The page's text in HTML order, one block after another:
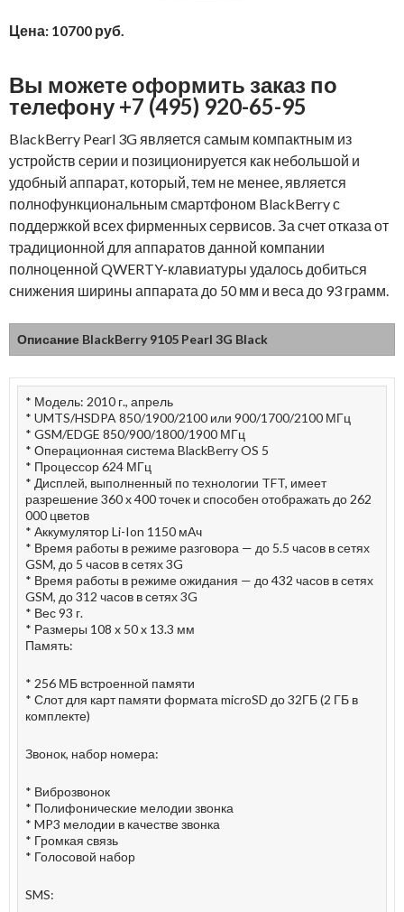
Цена: 10700 руб.
Вы можете оформить заказ по
телефону +7 (495) 920-65-95
BlackBerry Pearl 3G является самым компактным из
устройств серии и позиционируется как небольшой и
удобный аппарат, который, тем не менее, является
полнофункциональным смартфоном BlackBerry с
поддержкой всех фирменных сервисов. За счет отказа от
традиционной для аппаратов данной компании
полноценной QWERTY-клавиатуры удалось добиться
снижения ширины аппарата до 50 мм и веса до 93 грамм.
Описание BlackBerry 9105 Pearl 3G Black
* Модель: 2010 г., апрель
* UMTS/HSDPA 850/1900/2100 или 900/1700/2100 МГц
* GSM/EDGE 850/900/1800/1900 МГц
* Операционная система BlackBerry OS 5
* Процессор 624 МГц
* Дисплей, выполненный по технологии TFT, имеет
разрешение 360 x 400 точек и способен отображать до 262
000 цветов
* Аккумулятор Li-Ion 1150 мАч
* Время работы в режиме разговора — до 5.5 часов в сетях
GSM, до 5 часов в сетях 3G
* Время работы в режиме ожидания — до 432 часов в сетях
GSM, до 312 часов в сетях 3G
* Вес 93 г.
* Размеры 108 x 50 x 13.3 мм
Память:
* 256 МБ встроенной памяти
* Слот для карт памяти формата microSD до 32ГБ (2 ГБ в
комплекте)
Звонок, набор номера:
* Виброзвонок
* Полифонические мелодии звонка
* MP3 мелодии в качестве звонка
* Громкая связь
* Голосовой набор
SMS: